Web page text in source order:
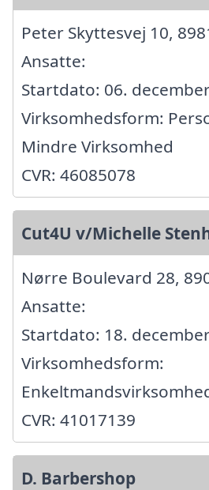
Peter Skyttesvej 10,
Ansatte:
Startdato: 06.
Virksomhedsform:
Mindre Virksomhed
CVR: 46085078
Cut4U v/Michelle
Nørre Boulevard 28,
Ansatte:
Startdato: 18.
Virksomhedsform:
CVR: 41017139
D. Barbershop